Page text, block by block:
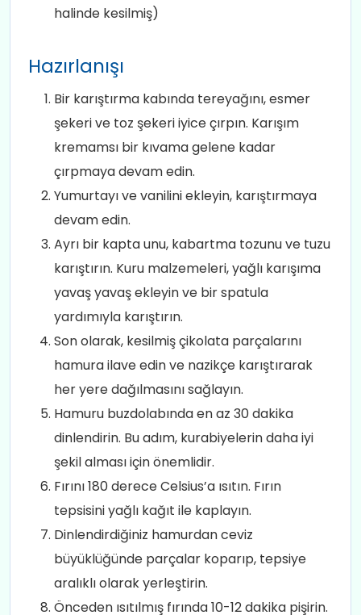
halinde kesilmiş)
Hazırlanışı
Bir karıştırma kabında tereyağını, esmer
şekeri ve toz şekeri iyice çırpın. Karışım
kremamsı bir kıvama gelene kadar
çırpmaya devam edin.
Yumurtayı ve vanilini ekleyin, karıştırmaya
devam edin.
Ayrı bir kapta unu, kabartma tozunu ve tuzu
karıştırın. Kuru malzemeleri, yağlı karışıma
yavaş yavaş ekleyin ve bir spatula
yardımıyla karıştırın.
Son olarak, kesilmiş çikolata parçalarını
hamura ilave edin ve nazikçe karıştırarak
her yere dağılmasını sağlayın.
Hamuru buzdolabında en az 30 dakika
dinlendirin. Bu adım, kurabiyelerin daha iyi
şekil alması için önemlidir.
Fırını 180 derece Celsius’a ısıtın. Fırın
tepsisini yağlı kağıt ile kaplayın.
Dinlendirdiğiniz hamurdan ceviz
büyüklüğünde parçalar koparıp, tepsiye
aralıklı olarak yerleştirin.
Önceden ısıtılmış fırında 10-12 dakika pişirin.